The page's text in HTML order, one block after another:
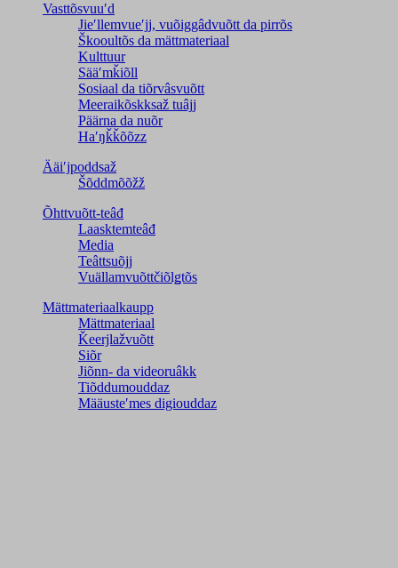
Vasttõsvuuʹd
Jieʹllemvueʹjj, vuõiggâdvuõtt da pirrõs
Škooultõs da mättmateriaal
Kulttuur
Sääʹmǩiõll
Sosiaal da tiõrvâsvuõtt
Meeraikõskksaž tuâjj
Päärna da nuõr
Haʹŋǩǩõõzz
Ääiʹjpoddsaž
Šõddmõõžž
Õhttvuõtt-teâđ
Laasktemteâđ
Media
Teâttsuõjj
Vuällamvuõttčiõlǥtõs
Mättmateriaalkaupp
Mättmateriaal
Ǩeerjlažvuõtt
Siõr
Jiõnn- da videoruâkk
Tiõddumouddaz
Määusteʹmes digiouddaz